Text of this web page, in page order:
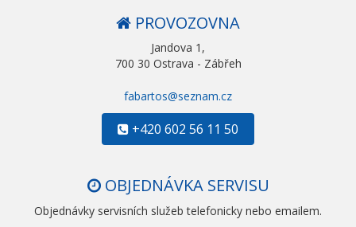
PROVOZOVNA
Jandova 1,
700 30 Ostrava - Zábřeh
fabartos@seznam.cz
+420 602 56 11 50
OBJEDNÁVKA SERVISU
Objednávky servisních služeb telefonicky nebo emailem.